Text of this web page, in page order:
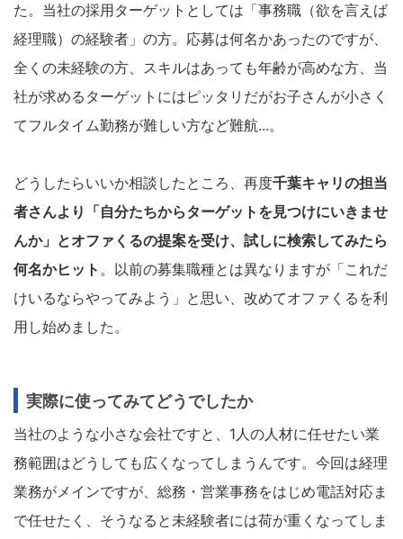
た。当社の採用ターゲットとしては「事務職（欲を言えば
経理職）の経験者」の方。応募は何名かあったのですが、
全くの未経験の方、スキルはあっても年齢が高めな方、当
社が求めるターゲットにはピッタリだがお子さんが小さく
てフルタイム勤務が難しい方など難航...。
どうしたらいいか相談したところ、再度千葉キャリの担当
者さんより「自分たちからターゲットを見つけにいきませ
んか」とオファくるの提案を受け、試しに検索してみたら
何名かヒット 。以前の募集職種とは異なりますが「これだ
けいるならやってみよう」と思い、改めてオファくるを利
用し始めました。
実際に使ってみてどうでしたか
当社のような小さな会社ですと、1人の人材に任せたい業
務範囲はどうしても広くなってしまうんです。今回は経理
業務がメインですが、総務・営業事務をはじめ電話対応ま
で任せたく、そうなると未経験者には荷が重くなってしま